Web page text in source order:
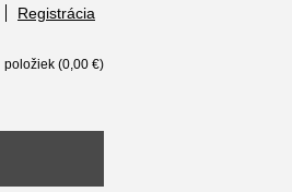
Registrácia
položiek (0,00 €)